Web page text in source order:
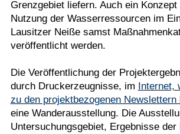
Grenzgebiet liefern. Auch ein
Nutzung der Wasserressourcen im
Lausitzer Neiße samst
veröffentlicht werden.
Die Veröffentlichung der
durch Druckerzeugnisse, im Internet,
zu den projektbezogenen Newslettern
eine Wanderausstellung. Die
Untersuchungsgebiet, Ergebnisse der